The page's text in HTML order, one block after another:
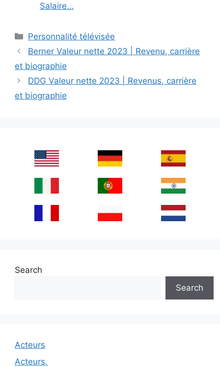
Salaire…
Categories
Personnalité télévisée
Berner Valeur nette 2023 | Revenu, carrière
et biographie
DDG Valeur nette 2023 | Revenus, carrière
et biographie
Search
Search
Acteurs
Acteurs.